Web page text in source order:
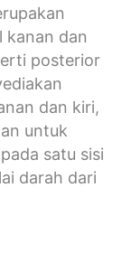
kanan dan
posterior
dan kiri,
untuk
satu sisi
darah dari